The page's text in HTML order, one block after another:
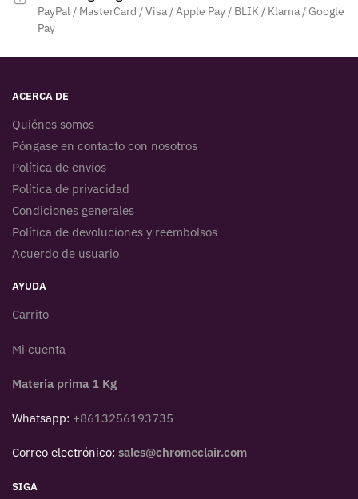
PayPal / MasterCard / Visa / Apple Pay / BLIK / Klarna / Google
Pay
ACERCA DE
Quiénes somos
Póngase en contacto con nosotros
Política de envíos
Política de privacidad
Condiciones generales
Política de devoluciones y reembolsos
Acuerdo de usuario
AYUDA
Carrito
Mi cuenta
Materia prima 1 Kg
Whatsapp: +8613256193735
Correo electrónico: sales@chromeclair.com
SIGA